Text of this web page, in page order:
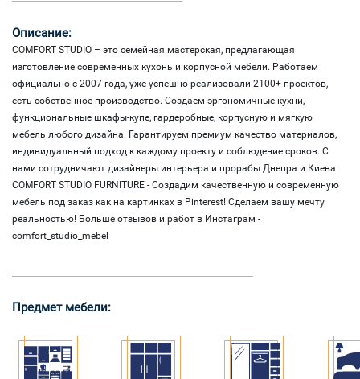
Описание:
COMFORT STUDIO – это семейная мастерская, предлагающая
изготовление современных кухонь и корпусной мебели. Работаем
официально с 2007 года, уже успешно реализовали 2100+ проектов,
есть собственное производство. Создаем эргономичные кухни,
функциональные шкафы-купе, гардеробные, корпусную и мягкую
мебель любого дизайна. Гарантируем премиум качество материалов,
индивидуальный подход к каждому проекту и соблюдение сроков. С
нами сотрудничают дизайнеры интерьера и прорабы Днепра и Киева.
COMFORT STUDIO FURNITURE - Создадим качественную и современную
мебель под заказ как на картинках в Pinterest! Сделаем вашу мечту
реальностью! Больше отзывов и работ в Инстаграм -
comfort_studio_mebel
Предмет мебели: